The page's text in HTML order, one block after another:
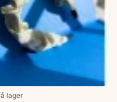
lager